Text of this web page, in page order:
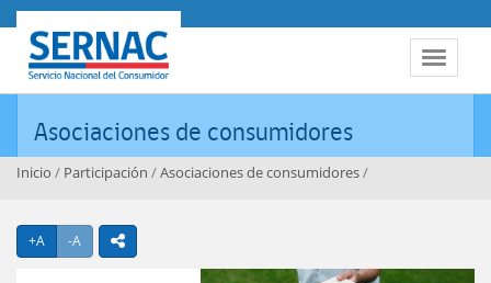
Contenido principal
Toggle
SERNAC
Asociaciones de consumidores
Inicio / Participación /Asociaciones de consumidores/
+A Agrandar texto
-A Achicar textoicono compartir